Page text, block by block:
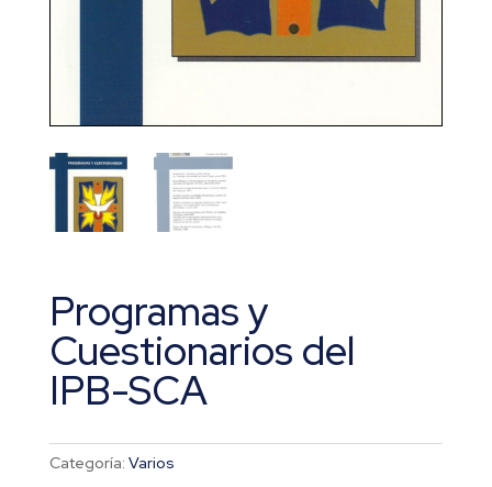
Programas y
Cuestionarios del
IPB-SCA
Categoría: Varios